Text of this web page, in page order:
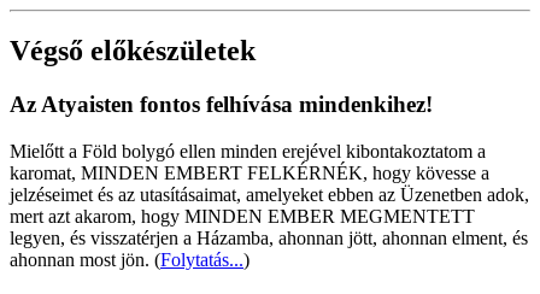
Végső előkészületek
Az Atyaisten fontos felhívása mindenkihez!
Mielőtt a Föld bolygó ellen minden erejével kibontakoztatom a
karomat, MINDEN EMBERT FELKÉRNÉK, hogy kövesse a
jelzéseimet és az utasításaimat, amelyeket ebben az Üzenetben adok,
mert azt akarom, hogy MINDEN EMBER MEGMENTETT
legyen, és visszatérjen a Házamba, ahonnan jött, ahonnan elment, és
ahonnan most jön. (Folytatás...)